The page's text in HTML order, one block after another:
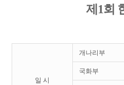
제1회
일 시
개나리부
국화부